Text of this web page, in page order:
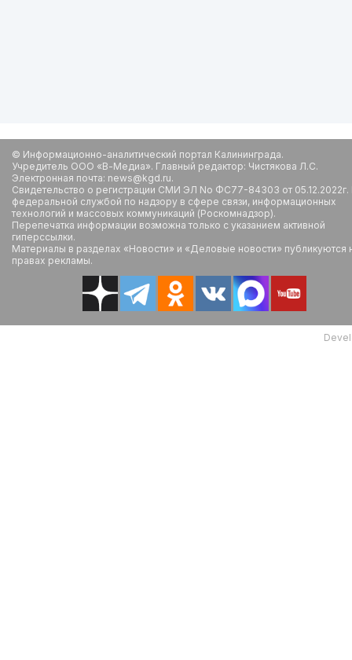
© Информационно-аналитический портал Калининграда.
Учредитель ООО «В-Медиа». Главный редактор: Чистякова Л.С.
Электронная почта: news@kgd.ru.
Свидетельство о регистрации СМИ ЭЛ No ФС77-84303 от
федеральной службой по надзору в сфере связи, информационных
технологий и массовых коммуникаций (Роскомнадзор).
Перепечатка информации возможна только с указанием активной
гиперссылки.
Материалы в разделах «Новости» и «Деловые новости» публикуются
правах рекламы.